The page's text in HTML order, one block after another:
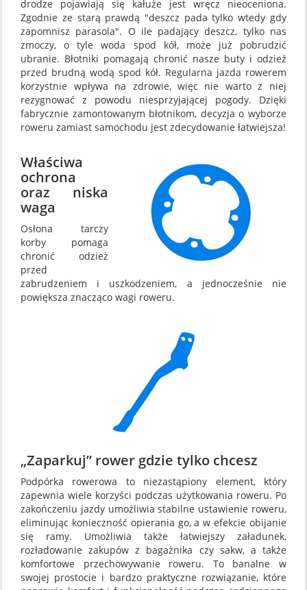
drodze pojawiają się kałuże jest wręcz nieoceniona.
Zgodnie ze starą prawdą "deszcz pada tylko wtedy gdy
zapomnisz parasola". O ile padający deszcz, tylko nas
zmoczy, o tyle woda spod kół, może już pobrudzić
ubranie. Błotniki pomagają chronić nasze buty i odzież
przed brudną wodą spod kół. Regularna jazda rowerem
korzystnie wpływa na zdrowie, więc nie warto z niej
rezygnować z powodu niesprzyjającej pogody. Dzięki
fabrycznie zamontowanym błotnikom, decyzja o wyborze
roweru zamiast samochodu jest zdecydowanie łatwiejsza!
Właściwa
ochrona
oraz niska
waga
Osłona tarczy
korby pomaga
chronić odzież
przed
zabrudzeniem i uszkodzeniem, a jednocześnie nie
powiększa znacząco wagi roweru.
„Zaparkuj” rower gdzie tylko chcesz
Podpórka rowerowa to niezastąpiony element, który
zapewnia wiele korzyści podczas użytkowania roweru. Po
zakończeniu jazdy umożliwia stabilne ustawienie roweru,
eliminując konieczność opierania go, a w efekcie obijanie
się ramy. Umożliwia także łatwiejszy załadunek,
rozładowanie zakupów z bagażnika czy sakw, a także
komfortowe przechowywanie roweru. To banalne w
swojej prostocie i bardzo praktyczne rozwiązanie, które